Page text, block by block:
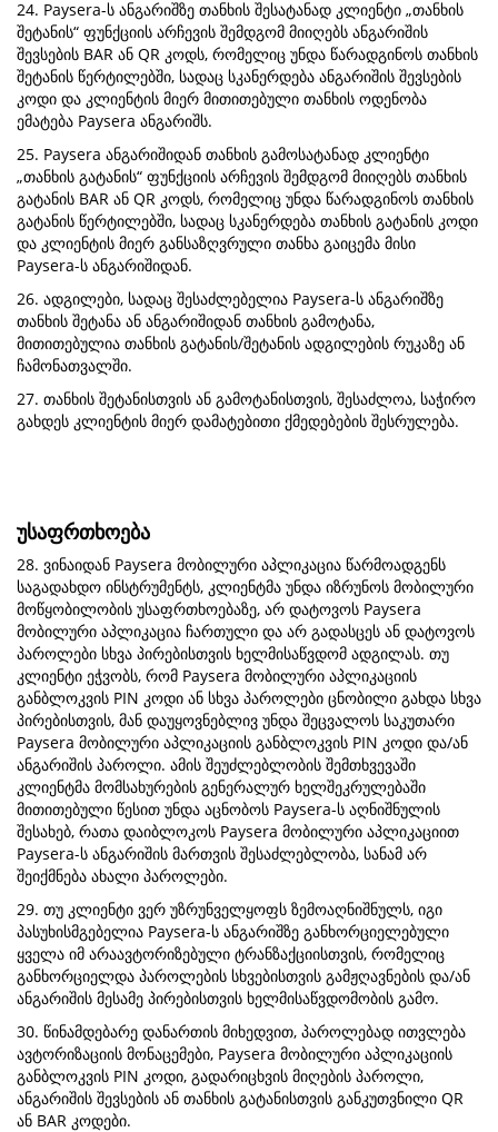
24. Paysera-ს ანგარიშზე თანხის შესატანად კლიენტი „თანხის
შეტანის“ ფუნქციის არჩევის შემდგომ მიიღებს ანგარიშის
შევსების BAR ან QR კოდს, რომელიც უნდა წარადგინოს თანხის
შეტანის წერტილებში, სადაც სკანერდება ანგარიშის შევსების
კოდი და კლიენტის მიერ მითითებული თანხის ოდენობა
ემატება Paysera ანგარიშს.
25. Paysera ანგარიშიდან თანხის გამოსატანად კლიენტი
„თანხის გატანის“ ფუნქციის არჩევის შემდგომ მიიღებს თანხის
გატანის BAR ან QR კოდს, რომელიც უნდა წარადგინოს თანხის
გატანის წერტილებში, სადაც სკანერდება თანხის გატანის კოდი
და კლიენტის მიერ განსაზღვრული თანხა გაიცემა მისი
Paysera-ს ანგარიშიდან.
26. ადგილები, სადაც შესაძლებელია Paysera-ს ანგარიშზე
თანხის შეტანა ან ანგარიშიდან თანხის გამოტანა,
მითითებულია თანხის გატანის/შეტანის ადგილების რუკაზე ან
ჩამონათვალში.
27. თანხის შეტანისთვის ან გამოტანისთვის, შესაძლოა, საჭირო
გახდეს კლიენტის მიერ დამატებითი ქმედებების შესრულება.
უსაფრთხოება
28. ვინაიდან Paysera მობილური აპლიკაცია წარმოადგენს
საგადახდო ინსტრუმენტს, კლიენტმა უნდა იზრუნოს მობილური
მოწყობილობის უსაფრთხოებაზე, არ დატოვოს Paysera
მობილური აპლიკაცია ჩართული და არ გადასცეს ან დატოვოს
პაროლები სხვა პირებისთვის ხელმისაწვდომ ადგილას. თუ
კლიენტი ეჭვობს, რომ Paysera მობილური აპლიკაციის
განბლოკვის PIN კოდი ან სხვა პაროლები ცნობილი გახდა სხვა
პირებისთვის, მან დაუყოვნებლივ უნდა შეცვალოს საკუთარი
Paysera მობილური აპლიკაციის განბლოკვის PIN კოდი და/ან
ანგარიშის პაროლი. ამის შეუძლებლობის შემთხვევაში
კლიენტმა მომსახურების გენერალურ ხელშეკრულებაში
მითითებული წესით უნდა აცნობოს Paysera-ს აღნიშნულის
შესახებ, რათა დაიბლოკოს Paysera მობილური აპლიკაციით
Paysera-ს ანგარიშის მართვის შესაძლებლობა, სანამ არ
შეიქმნება ახალი პაროლები.
29. თუ კლიენტი ვერ უზრუნველყოფს ზემოაღნიშნულს, იგი
პასუხისმგებელია Paysera-ს ანგარიშზე განხორციელებული
ყველა იმ არაავტორიზებული ტრანზაქციისთვის, რომელიც
განხორციელდა პაროლების სხვებისთვის გამჟღავნების და/ან
ანგარიშის მესამე პირებისთვის ხელმისაწვდომობის გამო.
30. წინამდებარე დანართის მიხედვით, პაროლებად ითვლება
ავტორიზაციის მონაცემები, Paysera მობილური აპლიკაციის
განბლოკვის PIN კოდი, გადარიცხვის მიღების პაროლი,
ანგარიშის შევსების ან თანხის გატანისთვის განკუთვნილი QR
ან BAR კოდები.